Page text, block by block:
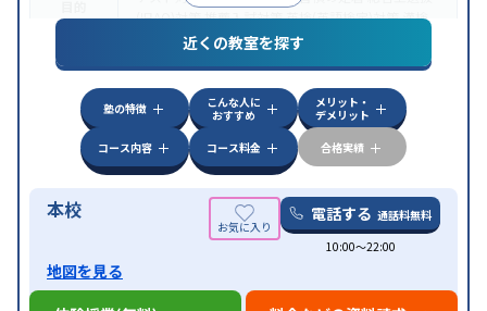
(旧AO)対策推薦入試対策英検(英語検定)対策漢検
(漢字検定)対策
中高一貫校生に対応成績保証制度あり授業の振替
可能不登校生に対応学習にPC・タブレットを利用
オンライン対応1科目から受講可能
近くの教室を探す
塾の特徴
こんな人に
おすすめ
メリット・
デメリット
コース内容
コース料金 合格実績
本校 電話する 通話料無料
10:00〜22:00
地図を見る